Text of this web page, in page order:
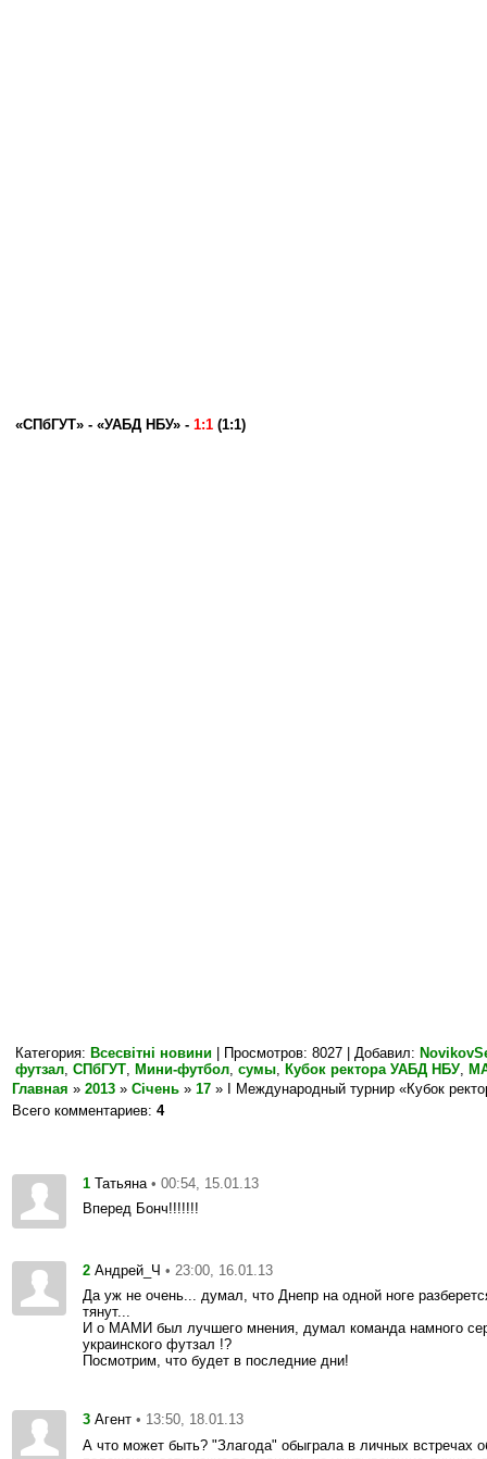
«СПбГУТ» - «УАБД НБУ» - 1:1 (1:1)
Категория: Всесвітні новини | Просмотров: 8027 | Добавил:
футзал СПбГУТ Мини-футбол сумы Кубок ректора УАБД НБУ
Главная » 2013 » Січень » 17 » I Международный турнир «Кубок
Всего комментариев: 4
1 Татьяна • 00:54, 15.01.13
Вперед Бонч!!!!!!!
2 Андрей_Ч • 23:00, 16.01.13
Да уж не очень... думал, что Днепр на одной ноге
тянут...
И о МАМИ был лучшего мнения, думал команда намного
украинского футзал !?
Посмотрим, что будет в последние дни!
3 Агент • 13:50, 18.01.13
А что может быть? "Злагода" обыграла в личных встречах